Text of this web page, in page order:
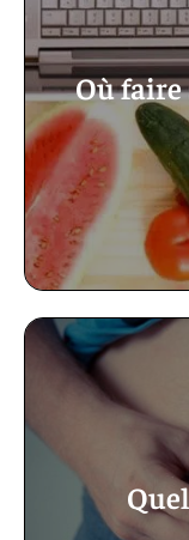
Où faire